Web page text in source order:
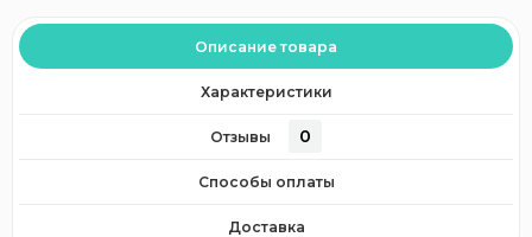
Описание товара
Характеристики
Отзывы 0
Способы оплаты
Доставка